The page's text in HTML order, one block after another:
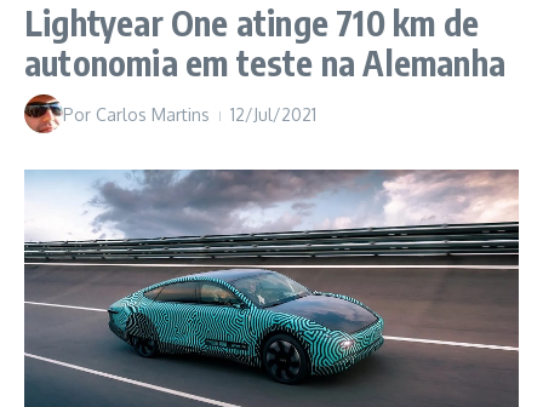
Lightyear One atinge 710 km de
autonomia em teste na Alemanha
Por Carlos Martins 12/Jul/2021